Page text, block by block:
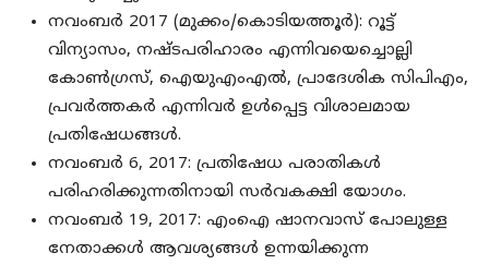
നവംബർ 2017 (മുക്കം/കൊടിയത്തൂർ): റൂട്ട്
വിന്യാസം, നഷ്ടപരിഹാരം എന്നിവയെച്ചൊല്ലി
കോൺഗ്രസ്, ഐയുഎംഎൽ, പ്രാദേശിക സിപിഎം,
പ്രവർത്തകർ എന്നിവർ ഉൾപ്പെട്ട വിശാലമായ
പ്രതിഷേധങ്ങൾ.
നവംബർ 6, 2017: പ്രതിഷേധ പരാതികൾ
പരിഹരിക്കുന്നതിനായി സർവകക്ഷി യോഗം.
നവംബർ 19, 2017: എംഐ ഷാനവാസ് പോലുള്ള
നേതാക്കൾ ആവശ്യങ്ങൾ ഉന്നയിക്കുന്ന